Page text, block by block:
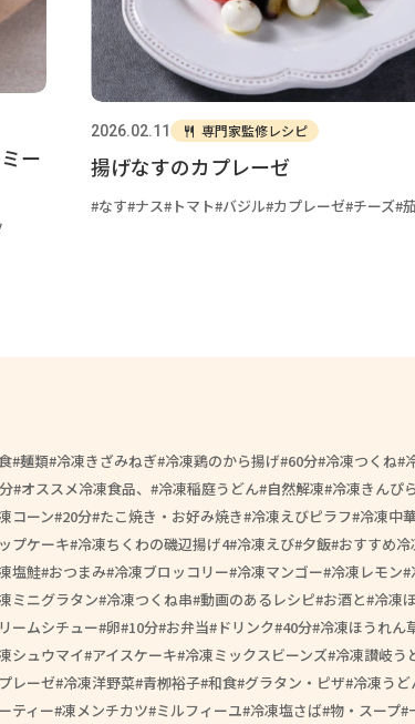
ー
2026.02.11 専門家監修レシピ
揚げなすのカプレーゼ
なす ナス トマト バジル カプレーゼ チーズ
麺類 冷凍きざみねぎ 冷凍鶏のから揚げ 60分 冷凍つくね
オススメ冷凍食品、 冷凍稲庭うどん 自然解凍 冷凍きんぴ
コーン 20分 たこ焼き・お好み焼き 冷凍えびピラフ 冷凍中
プケーキ 冷凍ちくわの磯辺揚げ4 冷凍えび 夕飯 おすすめ冷
塩鮭 おつまみ 冷凍ブロッコリー 冷凍マンゴー 冷凍レモン
ミニグラタン 冷凍つくね串 動画のあるレシピ お酒と 冷凍
ームシチュー 卵 10分 お弁当 ドリンク 40分 冷凍ほうれん
シュウマイ アイスケーキ 冷凍ミックスビーンズ 冷凍讃岐う
レーゼ 冷凍洋野菜 青栁裕子 和食 グラタン・ピザ 冷凍うど
ティー 凍メンチカツ ミルフィーユ 冷凍塩さば 物・スープ